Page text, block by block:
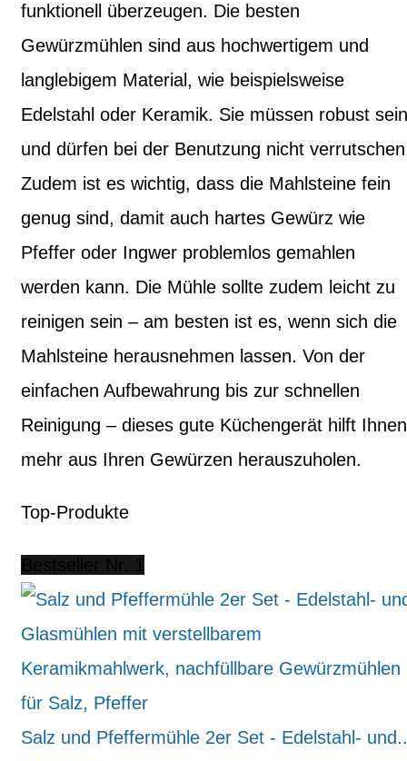
funktionell überzeugen. Die besten
Gewürzmühlen sind aus hochwertigem und
langlebigem Material, wie beispielsweise
Edelstahl oder Keramik. Sie müssen robust sein
und dürfen bei der Benutzung nicht
Zudem ist es wichtig, dass die Mahlsteine fein
genug sind, damit auch hartes Gewürz wie
Pfeffer oder Ingwer problemlos gemahlen
werden kann. Die Mühle sollte zudem leicht zu
reinigen sein – am besten ist es, wenn sich die
Mahlsteine herausnehmen lassen. Von der
einfachen Aufbewahrung bis zur schnellen
Reinigung – dieses gute Küchengerät hilft
mehr aus Ihren Gewürzen herauszuholen.
Top-Produkte
Salz und Pfeffermühle 2er Set - Edelstahl-